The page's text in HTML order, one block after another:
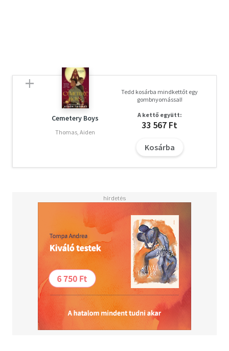
Cemetery Boys
Thomas, Aiden
Tedd kosárba mindkettőt egy
gombnyomással!
A kettő együtt:
33 567 Ft
Kosárba